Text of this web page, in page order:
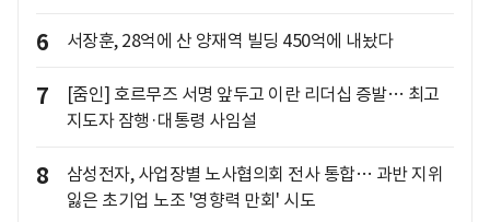
6 서장훈, 28억에 산 양재역 빌딩 450억에 내놨다
7
[줌인] 호르무즈 서명 앞두고 이란 리더십 증발… 최고
지도자 잠행·대통령 사임설
8
삼성전자, 사업장별 노사협의회 전사 통합… 과반 지위
잃은 초기업 노조 '영향력 만회' 시도